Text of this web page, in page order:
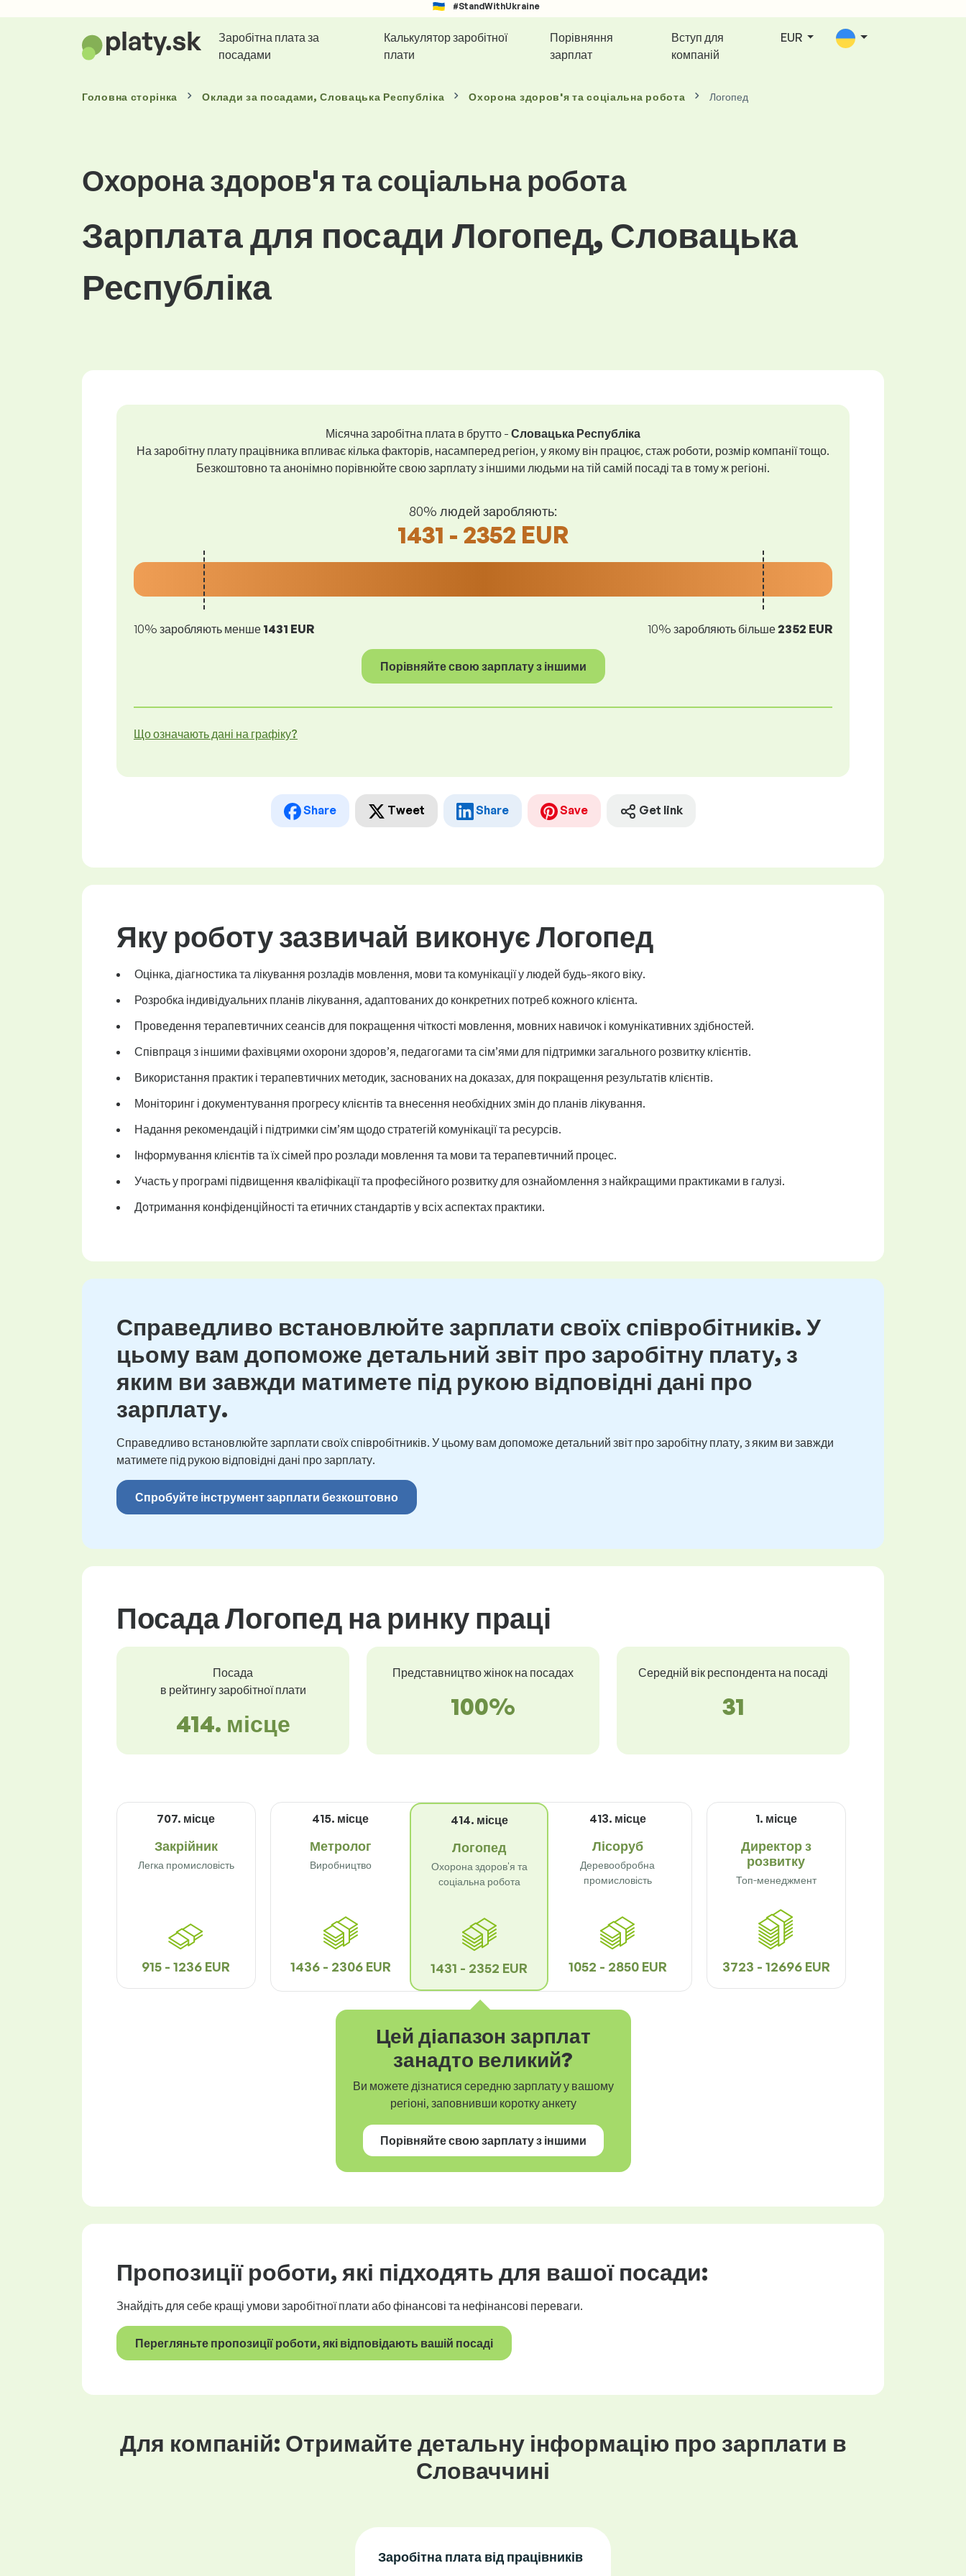
#StandWithUkraine
Заробітна плата за
посадами
Калькулятор заробітної
плати
Порівняння
зарплат
Вступ для
компаній
EUR
Головна сторінка Окладиза посадами, Словацька Республіка Охорона здоров'я та соціальна робота Логопед
Охорона здоров'я та соціальна робота
Зарплата для посади Логопед, Словацька
Республіка
Місячна заробітна плата в брутто - Словацька Республіка
На заробітну плату працівника впливає кілька факторів, насамперед регіон, у якому він працює, стаж роботи, розмір компанії тощо.
Безкоштовно та анонімно порівнюйте свою зарплату з іншими людьми на тій самій посаді та в тому ж регіоні.
80% людей заробляють:
1431 - 2352 EUR
10% заробляють менше 1431 EUR 10% заробляють більше2352 EUR
Порівняйте свою зарплату з іншими
Що означають дані на графіку?
Share Tweet Share Save Get link
Яку роботу зазвичай виконує Логопед
Оцінка, діагностика та лікування розладів мовлення, мови та комунікації у людей будь-якого віку.
Розробка індивідуальних планів лікування, адаптованих до конкретних потреб кожного клієнта.
Проведення терапевтичних сеансів для покращення чіткості мовлення, мовних навичок і комунікативних здібностей.
Співпраця з іншими фахівцями охорони здоров’я, педагогами та сім’ями для підтримки загального розвитку клієнтів.
Використання практик і терапевтичних методик, заснованих на доказах, для покращення результатів клієнтів.
Моніторинг і документування прогресу клієнтів та внесення необхідних змін до планів лікування.
Надання рекомендацій і підтримки сім’ям щодо стратегій комунікації та ресурсів.
Інформування клієнтів та їх сімей про розлади мовлення та мови та терапевтичний процес.
Участь у програмі підвищення кваліфікації та професійного розвитку для ознайомлення з найкращими практиками в галузі.
Дотримання конфіденційності та етичних стандартів у всіх аспектах практики.
Справедливо встановлюйте зарплати своїх співробітників. У
цьому вам допоможе детальний звіт про заробітну плату, з
яким ви завжди матимете під рукою відповідні дані про
зарплату.
Справедливо встановлюйте зарплати своїх співробітників. У цьому вам допоможе детальний звіт про заробітну плату, з яким ви завжди
матимете під рукою відповідні дані про зарплату.
Спробуйте інструмент зарплати безкоштовно
Посада Логопед на ринку праці
Посада
в рейтингу заробітної плати
414. місце
Представництво жінок на посадах
100%
Середній вік респондента на посаді
31
707. місце
Закрійник
Легка промисловість
915 - 1236 EUR
415. місце
Метролог
Виробництво
1436 - 2306 EUR
414. місце
Логопед
Охорона здоров'я та
соціальна робота
1431 - 2352 EUR
413. місце
Лісоруб
Деревообробна
промисловість
1052 - 2850 EUR
1. місце
Директор з
розвитку
Топ-менеджмент
3723 - 12696 EUR
Цей діапазон зарплат
занадто великий?
Ви можете дізнатися середню зарплату у вашому
регіоні, заповнивши коротку анкету
Порівняйте свою зарплату з іншими
Пропозиції роботи, які підходять для вашої посади:
Знайдіть для себе кращі умови заробітної плати або фінансові та нефінансові переваги.
Перегляньте пропозиції роботи, які відповідають вашій посаді
Для компаній: Отримайте детальну інформацію про зарплати в
Словаччині
Заробітна плата від працівників